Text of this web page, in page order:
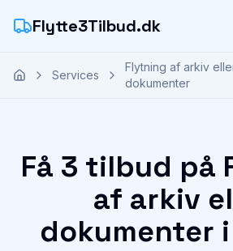
Flytte3Tilbud.dk
Services
Flytning af arkiv
dokumenter
Få 3 tilbud på
af arkiv
dokumenter